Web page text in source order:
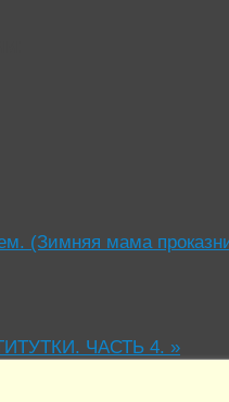
(Зимняя мама
ЧАСТЬ 4. »